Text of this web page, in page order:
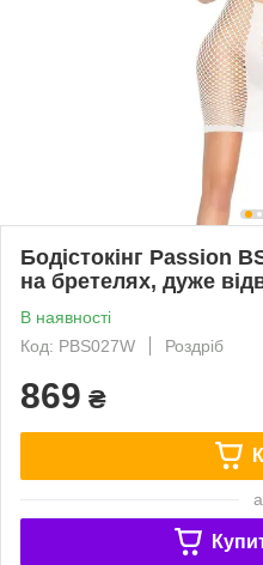
Бодістокінг Passion
на бретелях, дуже
В наявності
Код: PBS027W
Роздріб
869 ₴